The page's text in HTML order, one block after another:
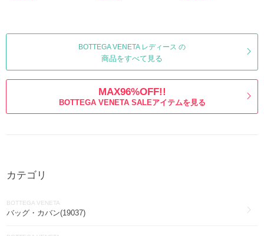
BOTTEGA VENETA レディース の
商品をすべて見る
MAX96%OFF!!
BOTTEGA VENETA SALEアイテムを見る
カテゴリ
BOTTEGA VENETA
バッグ・カバン(19037)